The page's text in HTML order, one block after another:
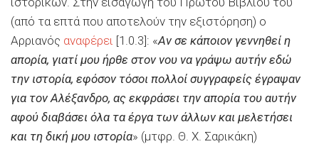
(από τα επτά που αποτελούν την εξιστόρηση) ο
Αρριανός αναφέρει [1.0.3]: «Αν σε κάποιον γεννηθεί η
απορία, γιατί μου ήρθε στον νου να γράψω αυτήν εδώ
την ιστορία, εφόσον τόσοι πολλοί συγγραφείς έγραψαν
για τον Αλέξανδρο, ας εκφράσει την απορία του αυτήν
αφού διαβάσει όλα τα έργα των άλλων και μελετήσει
και τη δική μου ιστορία» (μτφρ. Θ. Χ. Σαρικάκη)